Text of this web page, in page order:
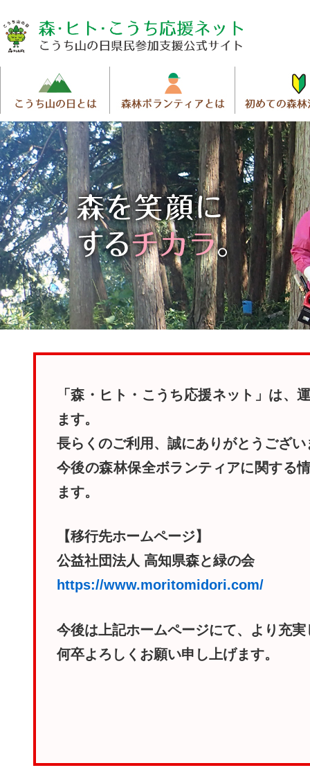
「森・ヒト・こうち応援ネット」は、
ます。
長らくのご利用、誠にありがとうござい
今後の森林保全ボランティアに関する
ます。
【移行先ホームページ】
公益社団法人 高知県森と緑の会
https://www.moritomidori.com/
今後は上記ホームページにて、より充
何卒よろしくお願い申し上げます。